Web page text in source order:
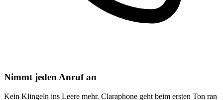
Nimmt jeden Anruf an
Kein Klingeln ins Leere mehr. Claraphone geht beim ersten Ton ran